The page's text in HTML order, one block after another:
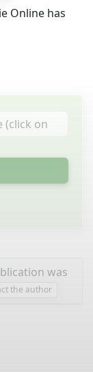
Online has
was
the author